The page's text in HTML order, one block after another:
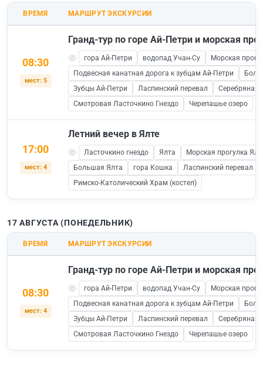
ВРЕМЯ МАРШРУТ ЭКСКУРСИИ
08:30
мест: 5
Гранд-тур по горе Ай-Петри и морская
гора Ай-Петри водопад Учан-Су
Морская
Подвесная канатная дорога к зубцам Ай-Петри
Зубцы Ай-Петри
Ласпинский перевал
Серебряная
Смотровая Ласточкино Гнездо
Черепашье озеро
17:00
мест: 4
Летний вечер в Ялте
Ласточкино гнездо Ялта
Морская прогулка
Большая Ялта
гора Кошка
Ласпинский перевал
Римско-Католический Храм (костел)
17 АВГУСТА (ПОНЕДЕЛЬНИК)
ВРЕМЯ МАРШРУТ ЭКСКУРСИИ
08:30
мест: 4
Гранд-тур по горе Ай-Петри и морская
гора Ай-Петри водопад Учан-Су
Морская
Подвесная канатная дорога к зубцам Ай-Петри
Зубцы Ай-Петри
Ласпинский перевал
Серебряная
Смотровая Ласточкино Гнездо
Черепашье озеро